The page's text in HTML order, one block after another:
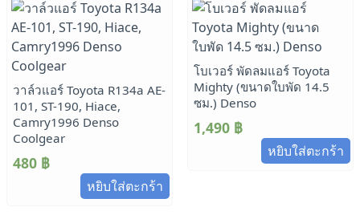
วาล์วแอร์ Toyota R134a AE-
101, ST-190, Hiace,
Camry1996 Denso
Coolgear
480 ฿
หยิบใส่ตะกร้า
โบเวอร์ พัดลมแอร์ Toyota
Mighty (ขนาดใบพัด 14.5
ซม.) Denso
1,490 ฿
หยิบใส่ตะกร้า